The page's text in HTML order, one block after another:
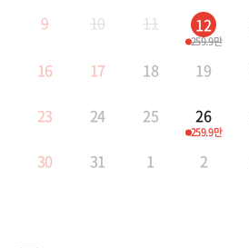
9 10 11 12
259.9만
16 17 18 19
23 24 25 26
259.9만
30 31 1 2